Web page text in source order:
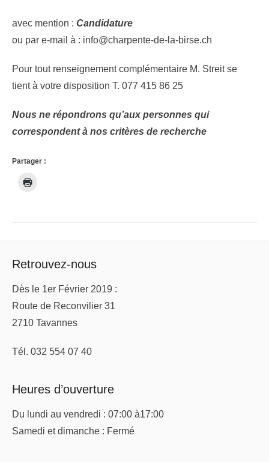
avec mention : Candidature
ou par e-mail à : info@charpente-de-la-birse.ch
Pour tout renseignement complémentaire M. Streit se
tient à votre disposition T. 077 415 86 25
Nous ne répondrons qu’aux personnes qui
correspondent à nos critères de recherche
Partager :
Retrouvez-nous
Dès le 1er Février 2019 :
Route de Reconvilier 31
2710 Tavannes
Tél. 032 554 07 40
Heures d’ouverture
Du lundi au vendredi : 07:00 à17:00
Samedi et dimanche : Fermé